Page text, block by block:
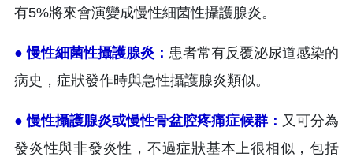
有5%將來會演變成慢性細菌性攝護腺炎。
● 慢性細菌性攝護腺炎： 患者常有反覆泌尿道感染的
病史，症狀發作時與急性攝護腺炎類似。
● 慢性攝護腺炎或慢性骨盆腔疼痛症候群： 又可分為
發炎性與非發炎性，不過症狀基本上很相似，包括